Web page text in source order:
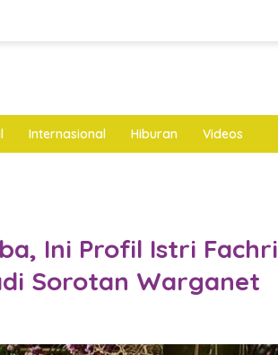
Internasional Hiburan Videos
Ini Profil Istri Fachri
Sorotan Warganet